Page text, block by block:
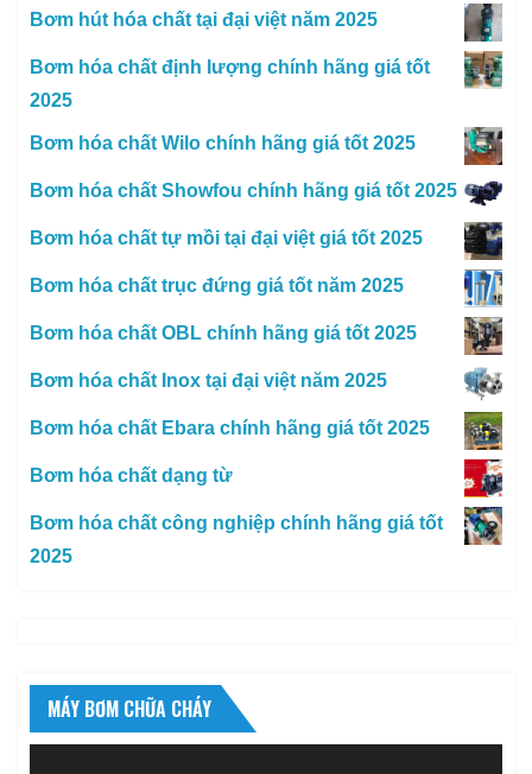
Bơm hút hóa chất tại đại việt năm 2025
Bơm hóa chất định lượng chính hãng giá tốt
2025
Bơm hóa chất Wilo chính hãng giá tốt 2025
Bơm hóa chất Showfou chính hãng giá tốt 2025
Bơm hóa chất tự mồi tại đại việt giá tốt 2025
Bơm hóa chất trục đứng giá tốt năm 2025
Bơm hóa chất OBL chính hãng giá tốt 2025
Bơm hóa chất Inox tại đại việt năm 2025
Bơm hóa chất Ebara chính hãng giá tốt 2025
Bơm hóa chất dạng từ
Bơm hóa chất công nghiệp chính hãng giá tốt
2025
MÁY BƠM CHỮA CHÁY